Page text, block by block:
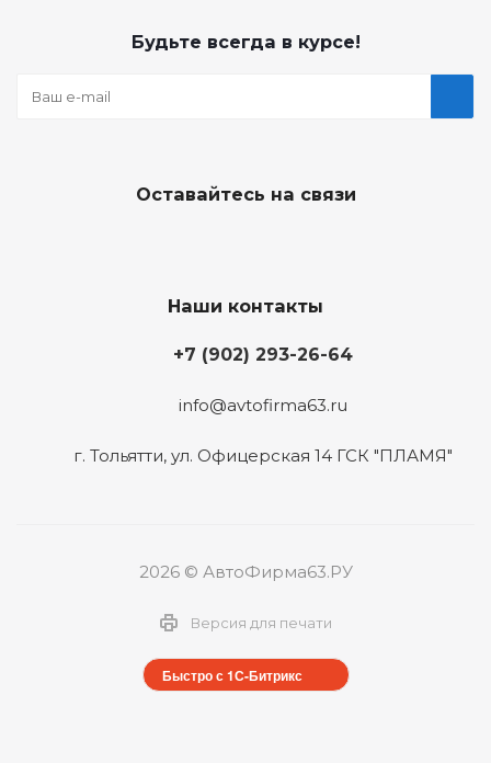
Будьте всегда в курсе!
Оставайтесь на связи
Наши контакты
+7 (902) 293-26-64
info@avtofirma63.ru
г. Тольятти, ул. Офицерская 14 ГСК "ПЛАМЯ"
2026 © АвтоФирма63.РУ
Версия для печати
Быстро с 1С-Битрикс